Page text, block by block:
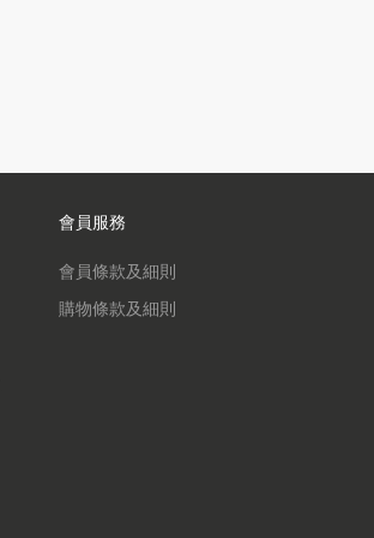
會員服務
會員條款及細則
購物條款及細則